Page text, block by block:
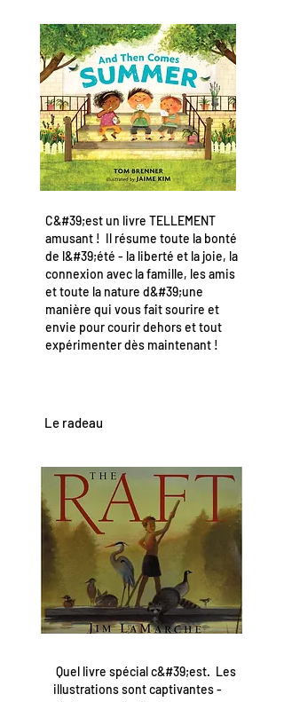
C&#39;est un livre TELLEMENT
amusant ! Il résume toute la bonté
de l&#39;été - la liberté et la joie, la
connexion avec la famille, les amis
et toute la nature d&#39;une
manière qui vous fait sourire et
envie pour courir dehors et tout
expérimenter dès maintenant !
Le radeau
Quel livre spécial c&#39;est. Les
illustrations sont captivantes -